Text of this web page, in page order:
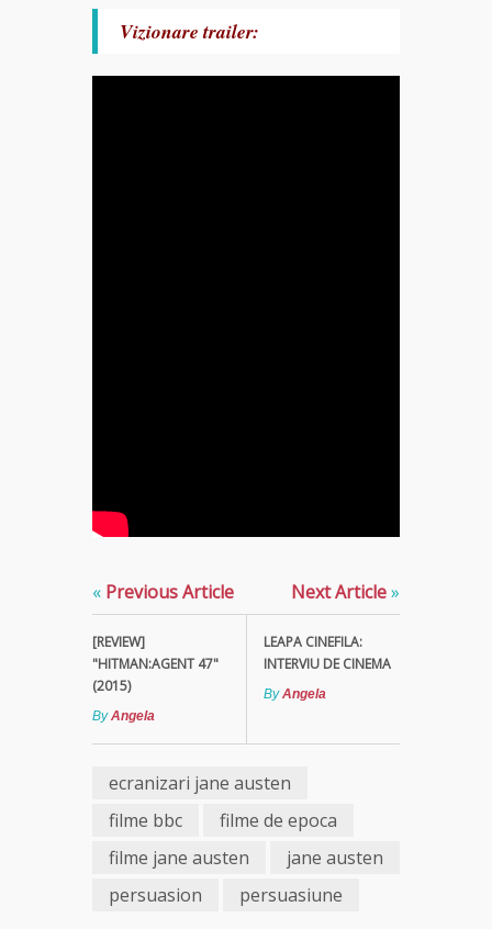
Vizionare trailer:
« Previous Article
[REVIEW]
"HITMAN:AGENT 47"
(2015)
ByAngela
Next Article»
LEAPA CINEFILA:
INTERVIU DE CINEMA
ByAngela
ecranizari jane austen
filme bbc
filme de epoca
filme jane austen
jane austen
persuasion
persuasiune